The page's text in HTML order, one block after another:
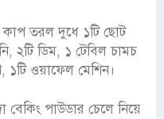
তরল দুধে ১টি ছোট
২টি ডিম, ১ টেবিল চামচ
১টি ওয়াফেল মেশিন।
বেকিং পাউডার চেলে নিয়ে